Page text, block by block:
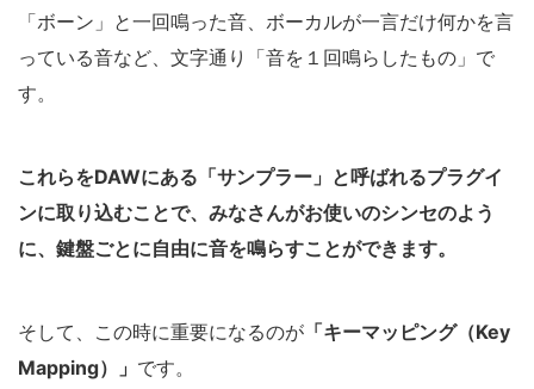
「ボーン」と一回鳴った音、ボーカルが一言だけ何かを言
っている音など、文字通り「音を１回鳴らしたもの」で
す。
これらをDAWにある「サンプラー」と呼ばれるプラグイ
ンに取り込むことで、みなさんがお使いのシンセのよう
に、鍵盤ごとに自由に音を鳴らすことができます。
そして、この時に重要になるのが 「キーマッピング（Key
Mapping）」 です。